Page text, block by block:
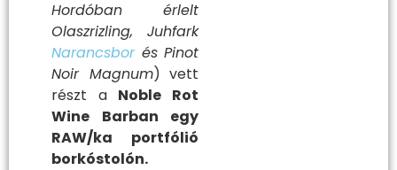
Hordóban érlelt
Olaszrizling, Juhfark
Narancsborés Pinot
Noir Magnum) vett
részt a Noble Rot
Wine Barban egy
RAW/ka portfólió
borkóstolón.